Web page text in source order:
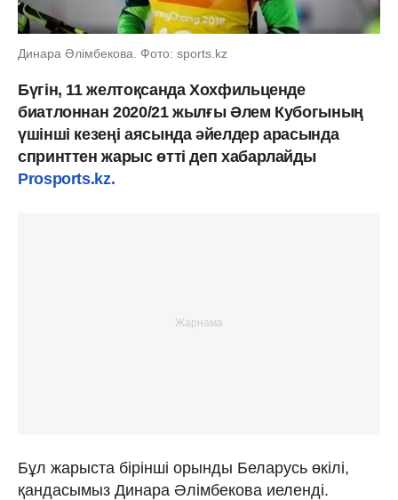
Динара Әлімбекова. Фото: sports.kz
Бүгін, 11 желтоқсанда Хохфильценде
биатлоннан 2020/21 жылғы Әлем Кубогының
үшінші кезеңі аясында әйелдер арасында
спринттен жарыс өтті деп хабарлайды
Prosports.kz.
Бұл жарыста бірінші орынды Беларусь өкілі,
қандасымыз Динара Әлімбекова иеленді.